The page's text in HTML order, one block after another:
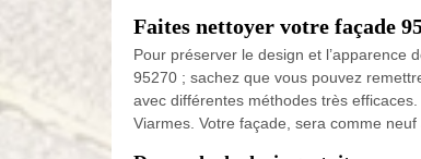
Faites nettoyer votre façade
Pour préserver le design et l’apparence
95270 ; sachez que vous pouvez
avec différentes méthodes très
Viarmes. Votre façade, sera comme